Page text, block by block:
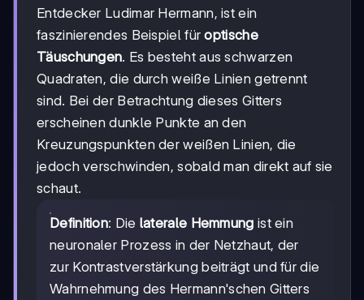
Entdecker Ludimar Hermann, ist ein
faszinierendes Beispiel füroptische
Täuschungen. Es besteht aus schwarzen
Quadraten, die durch weiße Linien getrennt
sind. Bei der Betrachtung dieses Gitters
erscheinen dunkle Punkte an den
Kreuzungspunkten der weißen Linien, die
jedoch verschwinden, sobald man direkt auf sie
schaut.
Definition: Die laterale Hemmung ist ein
neuronaler Prozess in der Netzhaut, der
zur Kontrastverstärkung beiträgt und für die
Wahrnehmung des Hermann'schen Gitters